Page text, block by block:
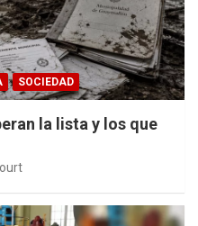
SOCIEDAD
la lista y los que